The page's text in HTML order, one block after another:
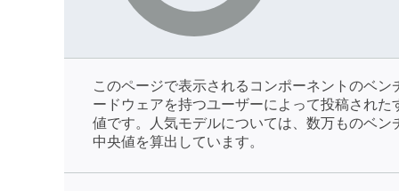
このページで表示されるコンポーネントのベ
ードウェアを持つユーザーによって投稿され
値です。人気モデルについては、数万ものベ
中央値を算出しています。